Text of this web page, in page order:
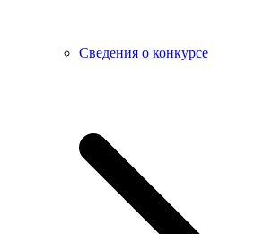
Сведения о конкурсе